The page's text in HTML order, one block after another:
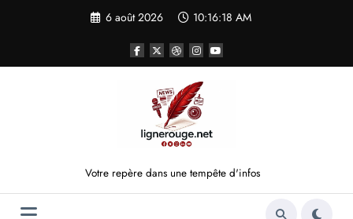
6 août 2026 10:16:18 AM
Votre repère dans une tempête d'infos